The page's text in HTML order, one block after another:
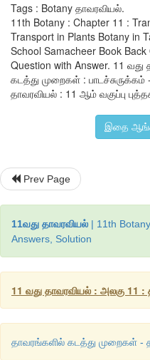
தேக்கிடம் எனப்படும்.
கரைபொருட்கள் செறிவடர்
கனிமங்கள் நில நீரில்
நீருடன் சேர்ந்து
நீரின்
Tags : Botany தாவரவியல்.
11th Botany : Chapter 11 :
Transport in Plants Botany in
School Samacheer Book
Question with Answer. 11
கடத்து முறைகள் :
தாவரவியல் : 11 ஆம் வகுப்பு
இதை
Prev Page
11வது தாவரவியல் | 11th
Answers, Solution
11 வது தாவரவியல் : அலகு 11
தாவரங்களில் கடத்து முறைகள் -